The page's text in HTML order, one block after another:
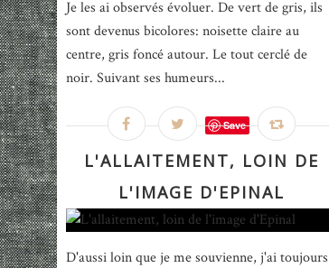
Je les ai observés évoluer. De vert de gris, ils
sont devenus bicolores: noisette claire au
centre, gris foncé autour. Le tout cerclé de
noir. Suivant ses humeurs...
Save
L'ALLAITEMENT, LOIN DE
L'IMAGE D'EPINAL
D'aussi loin que je me souvienne, j'ai toujours